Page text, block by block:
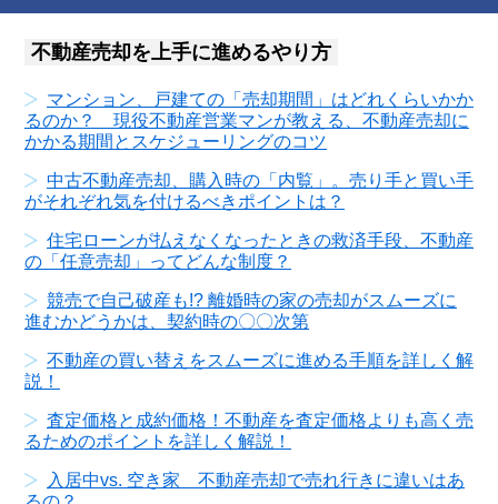
不動産売却を上手に進めるやり方
マンション、戸建ての「売却期間」はどれくらいかか
るのか？ 現役不動産営業マンが教える、不動産売却に
かかる期間とスケジューリングのコツ
中古不動産売却、購入時の「内覧」。売り手と買い手
がそれぞれ気を付けるべきポイントは？
住宅ローンが払えなくなったときの救済手段、不動産
の「任意売却」ってどんな制度？
競売で自己破産も!? 離婚時の家の売却がスムーズに
進むかどうかは、契約時の〇〇次第
不動産の買い替えをスムーズに進める手順を詳しく解
説！
査定価格と成約価格！不動産を査定価格よりも高く売
るためのポイントを詳しく解説！
入居中vs. 空き家 不動産売却で売れ行きに違いはあ